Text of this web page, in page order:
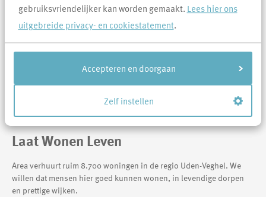
gebruiksvriendelijker kan worden gemaakt. Lees hier ons
uitgebreide privacy- en cookiestatement.
Accepteren en doorgaan
Zelf instellen
Contactinformatie
Area
0413 388 044
info@areawonen.nl
Laat Wonen Leven
Area verhuurt ruim 8.700 woningen in de regio Uden-Veghel. We
willen dat mensen hier goed kunnen wonen, in levendige dorpen
en prettige wijken.